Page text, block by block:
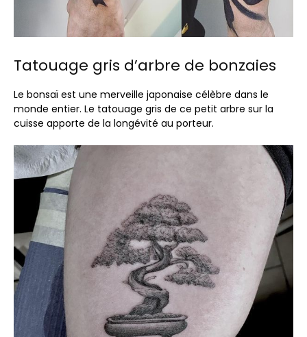
Tatouage gris d’arbre de bonzaies
Le bonsaï est une merveille japonaise célèbre dans le
monde entier. Le tatouage gris de ce petit arbre sur la
cuisse apporte de la longévité au porteur.